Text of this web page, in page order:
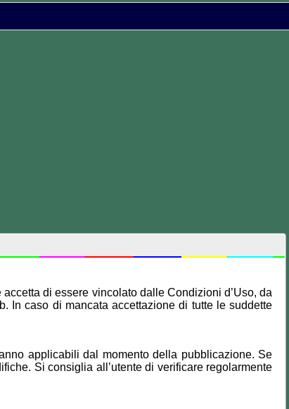
di essere vincolato dalle Condizioni d’Uso, da
In caso di mancata accettazione di tutte le suddette
applicabili dal momento della pubblicazione. Se
Si consiglia all’utente di verificare regolarmente